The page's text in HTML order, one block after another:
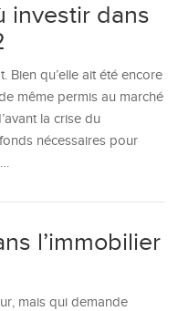
investir dans
Bien qu’elle ait été encore
même permis au marché
la crise du
nécessaires pour
l’immobilier
mais qui demande